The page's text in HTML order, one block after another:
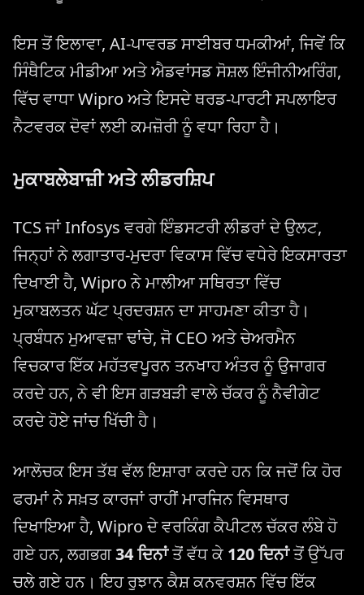
ਇਸ ਤੋਂ ਇਲਾਵਾ, AI-ਪਾਵਰਡ ਸਾਈਬਰ ਧਮਕੀਆਂ, ਜਿਵੇਂ ਕਿ
ਸਿੰਥੈਟਿਕ ਮੀਡੀਆ ਅਤੇ ਐਡਵਾਂਸਡ ਸੋਸ਼ਲ ਇੰਜੀਨੀਅਰਿੰਗ,
ਵਿੱਚ ਵਾਧਾ Wipro ਅਤੇ ਇਸਦੇ ਥਰਡ-ਪਾਰਟੀ ਸਪਲਾਇਰ
ਨੈਟਵਰਕ ਦੋਵਾਂ ਲਈ ਕਮਜ਼ੋਰੀ ਨੂੰ ਵਧਾ ਰਿਹਾ ਹੈ।
ਮੁਕਾਬਲੇਬਾਜ਼ੀ ਅਤੇ ਲੀਡਰਸ਼ਿਪ
TCS ਜਾਂ Infosys ਵਰਗੇ ਇੰਡਸਟਰੀ ਲੀਡਰਾਂ ਦੇ ਉਲਟ,
ਜਿਨ੍ਹਾਂ ਨੇ ਲਗਾਤਾਰ-ਮੁਦਰਾ ਵਿਕਾਸ ਵਿੱਚ ਵਧੇਰੇ ਇਕਸਾਰਤਾ
ਦਿਖਾਈ ਹੈ, Wipro ਨੇ ਮਾਲੀਆ ਸਥਿਰਤਾ ਵਿੱਚ
ਮੁਕਾਬਲਤਨ ਘੱਟ ਪ੍ਰਦਰਸ਼ਨ ਦਾ ਸਾਹਮਣਾ ਕੀਤਾ ਹੈ।
ਪ੍ਰਬੰਧਨ ਮੁਆਵਜ਼ਾ ਢਾਂਚੇ, ਜੋ CEO ਅਤੇ ਚੇਅਰਮੈਨ
ਵਿਚਕਾਰ ਇੱਕ ਮਹੱਤਵਪੂਰਨ ਤਨਖਾਹ ਅੰਤਰ ਨੂੰ ਉਜਾਗਰ
ਕਰਦੇ ਹਨ, ਨੇ ਵੀ ਇਸ ਗੜਬੜੀ ਵਾਲੇ ਚੱਕਰ ਨੂੰ ਨੈਵੀਗੇਟ
ਕਰਦੇ ਹੋਏ ਜਾਂਚ ਖਿੱਚੀ ਹੈ।
ਆਲੋਚਕ ਇਸ ਤੱਥ ਵੱਲ ਇਸ਼ਾਰਾ ਕਰਦੇ ਹਨ ਕਿ ਜਦੋਂ ਕਿ ਹੋਰ
ਫਰਮਾਂ ਨੇ ਸਖ਼ਤ ਕਾਰਜਾਂ ਰਾਹੀਂ ਮਾਰਜਿਨ ਵਿਸਥਾਰ
ਦਿਖਾਇਆ ਹੈ, Wipro ਦੇ ਵਰਕਿੰਗ ਕੈਪੀਟਲ ਚੱਕਰ ਲੰਬੇ ਹੋ
ਗਏ ਹਨ, ਲਗਭਗ34 ਦਿਨਾਂਤੋਂ ਵੱਧ ਕੇ 120 ਦਿਨਾਂਤੋਂ ਉੱਪਰ
ਚਲੇ ਗਏ ਹਨ। ਇਹ ਰੁਝਾਨ ਕੈਸ਼ ਕਨਵਰਸ਼ਨ ਵਿੱਚ ਇੱਕ